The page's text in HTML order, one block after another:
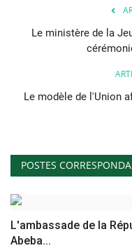
L'exposition
Gallery
opportunités
Language
English
Le ministère de la
Le modèle de l'Union
POSTES
L'ambassade de la
Abeba...